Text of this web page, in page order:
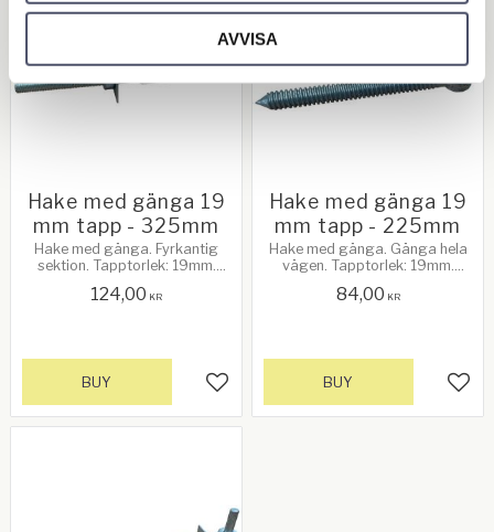
AVVISA
Hake med gänga 19
mm tapp - 325mm
Hake med gänga. Fyrkantig
sektion. Tapptorlek: 19mm.
124,00 KR
Add to favorites
BUY
Hake med gänga 19
mm tapp - 225mm
Hake med gänga. Gänga hela
vägen. Tapptorlek: 19mm.
84,00 KR
BUY